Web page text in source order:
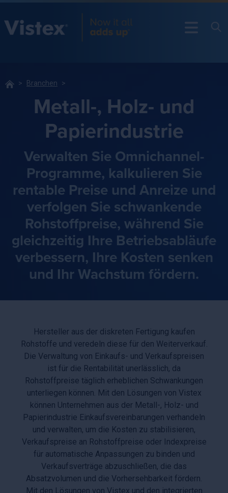
Branchen
Metall-, Holz- und
Papierindustrie
Verwalten Sie Omnichannel-
Programme, kalkulieren Sie
rentable Preise und Anreize und
verfolgen Sie schwankende
Rohstoffpreise, während Sie
gleichzeitig Ihre Betriebsabläufe
verbessern, Ihre Kosten senken
und Ihr Wachstum fördern.
Hersteller aus der diskreten Fertigung kaufen
Rohstoffe und veredeln diese für den Weiterverkauf.
Die Verwaltung von Einkaufs- und Verkaufspreisen
ist für die Rentabilität unerlässlich, da
Rohstoffpreise täglich erheblichen Schwankungen
unterliegen können. Mit den Lösungen von Vistex
können Unternehmen aus der Metall-, Holz- und
Papierindustrie Einkaufsvereinbarungen verhandeln
und verwalten, um die Kosten zu stabilisieren,
Verkaufspreise an Rohstoffpreise oder Indexpreise
für automatische Anpassungen zu binden und
Verkaufsverträge abzuschließen, die das
Absatzvolumen und die Vorhersehbarkeit fördern.
Mit den Lösungen von Vistex und den integrierten